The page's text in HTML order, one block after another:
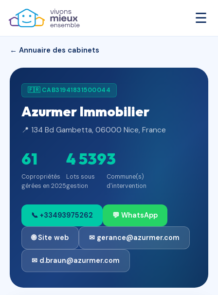
☰
← Annuaire des cabinets
🇫🇷 CAB31941831500044
Azurmer Immobilier
📍 134 Bd Gambetta, 06000 Nice, France
61
Copropriétés
gérées en 2025
4 539
Lots sous
gestion
3
Commune(s)
d'intervention
📞 +33493975262 💬 WhatsApp
🌐 Site web ✉ gerance@azurmer.com
✉ d.braun@azurmer.com